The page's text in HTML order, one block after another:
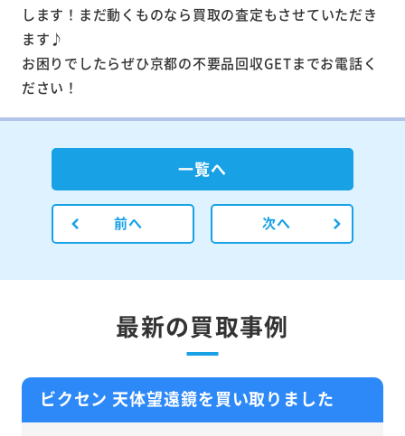
します！まだ動くものなら買取の査定もさせていただき
ます♪
お困りでしたらぜひ京都の不要品回収GETまでお電話く
ださい！
前へ
一覧へ
次へ
最新の買取事例
ビクセン 天体望遠鏡を買い取りました